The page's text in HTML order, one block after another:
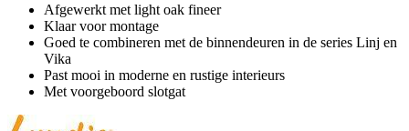
Afgewerkt met light oak fineer
Klaar voor montage
Goed te combineren met de binnendeuren in de series Linj en
Vika
Past mooi in moderne en rustige interieurs
Met voorgeboord slotgat